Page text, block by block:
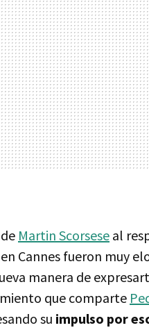
Martin Scorsese al
Cannes fueron muy
manera de
que comparte
su impulso por